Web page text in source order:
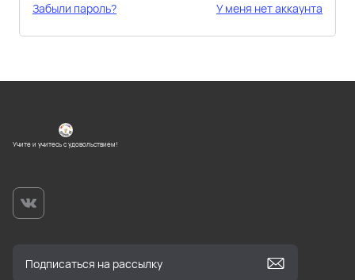
Забыли пароль? У меня нет аккаунта
Учите и учитесь с удовольствием!